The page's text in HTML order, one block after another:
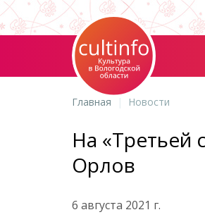
Главная Новости
На «Третьей
Орлов
6 августа 2021 г.